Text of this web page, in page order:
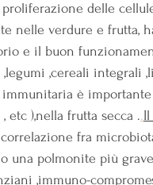
delle
nelle verdure e frutta,
e il buon
,cereali integrali
è
etc ),nella frutta secca ..Il
fra
una polmonite più
,immuno-